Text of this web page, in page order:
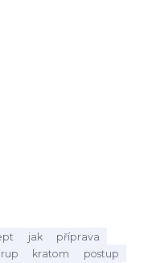
jak
příprava
kratom
postup